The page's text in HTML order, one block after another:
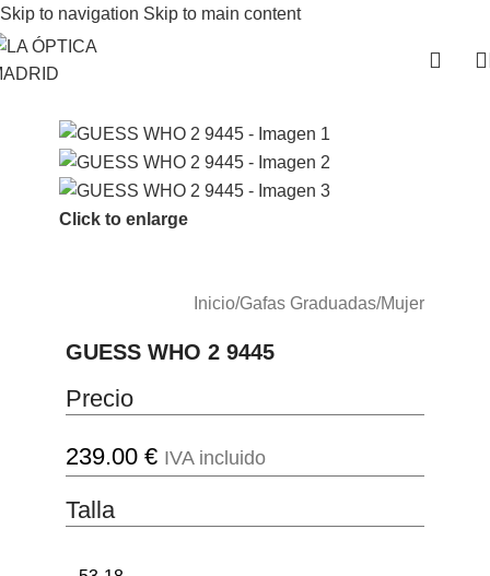
Skip to navigation Skip to main content
Click to enlarge
Inicio/Gafas Graduadas/Mujer
GUESS WHO 2 9445
Precio
239.00 € IVA incluido
Talla